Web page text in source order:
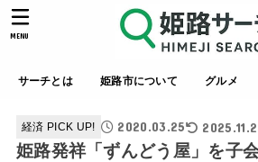
サーチとは 姫路市について グルメ
MENU
経済 PICK UP! 2020.03.25
姫路発祥「ずんどう屋」を子